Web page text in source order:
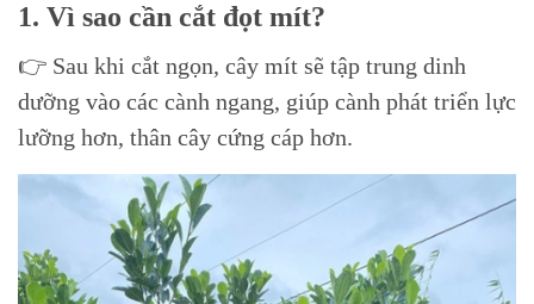
1. Vì sao cần cắt đọt mít?
👉 Sau khi cắt ngọn, cây mít sẽ tập trung dinh
dưỡng vào các cành ngang, giúp cành phát triển lực
lưỡng hơn, thân cây cứng cáp hơn.